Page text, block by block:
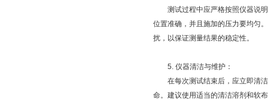
测试过程中应严格按照仪器说明
位置准确，并且施加的压力要均匀
扰，以保证测量结果的稳定性。
5. 仪器清洁与维护：
在每次测试结束后，应立即清洁
命。建议使用适当的清洁溶剂和软